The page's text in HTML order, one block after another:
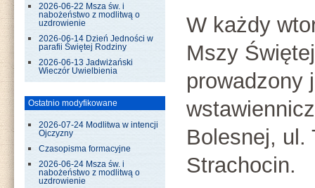
2026-06-22 Msza św. i
nabożeństwo z modlitwą o
uzdrowienie
2026-06-14 Dzień Jedności w
parafii Świętej Rodziny
2026-06-13 Jadwiżański
Wieczór Uwielbienia
Ostatnio modyfikowane
2026-07-24 Modlitwa w intencji
Ojczyzny
Czasopisma formacyjne
2026-06-24 Msza św. i
nabożeństwo z modlitwą o
uzdrowienie
W każdy
Mszy
prowadzony
Bolesnej, ul.
Strachocin.